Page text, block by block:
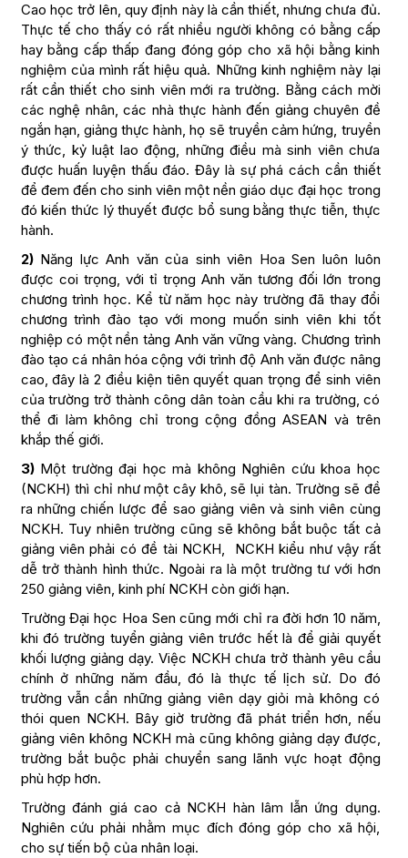
Cao học trở lên, quy định này là cần thiết, nhưng chưa đủ.
Thực tế cho thấy có rất nhiều người không có bằng cấp
hay bằng cấp thấp đang đóng góp cho xã hội bằng kinh
nghiệm của mình rất hiệu quả. Những kinh nghiệm này lại
rất cần thiết cho sinh viên mới ra trường. Bằng cách mời
các nghệ nhân, các nhà thực hành đến giảng chuyên đề
ngắn hạn, giảng thực hành, họ sẽ truyền cảm hứng, truyền
ý thức, kỷ luật lao động, những điều mà sinh viên chưa
được huấn luyện thấu đáo. Đây là sự phá cách cần thiết
để đem đến cho sinh viên một nền giáo dục đại học trong
đó kiến thức lý thuyết được bổ sung bằng thực tiễn, thực
hành.
2)Năng lực Anh văn của sinh viên Hoa Sen luôn luôn
được coi trọng, với tỉ trọng Anh văn tương đối lớn trong
chương trình học. Kể từ năm học này trường đã thay đổi
chương trình đào tạo với mong muốn sinh viên khi tốt
nghiệp có một nền tảng Anh văn vững vàng. Chương trình
đào tạo cá nhân hóa cộng với trình độ Anh văn được nâng
cao, đây là 2 điều kiện tiên quyết quan trọng để sinh viên
của trường trở thành công dân toàn cầu khi ra trường, có
thể đi làm không chỉ trong cộng đồng ASEAN và trên
khắp thế giới.
3)Một trường đại học mà không Nghiên cứu khoa học
(NCKH) thì chỉ như một cây khô, sẽ lụi tàn. Trường sẽ đề
ra những chiến lược để sao giảng viên và sinh viên cùng
NCKH. Tuy nhiên trường cũng sẽ không bắt buộc tất cả
giảng viên phải có đề tài NCKH, NCKH kiểu như vậy rất
dễ trở thành hình thức. Ngoài ra là một trường tư với hơn
250 giảng viên, kinh phí NCKH còn giới hạn.
Trường Đại học Hoa Sen cũng mới chỉ ra đời hơn 10 năm,
khi đó trường tuyển giảng viên trước hết là để giải quyết
khối lượng giảng dạy. Việc NCKH chưa trở thành yêu cầu
chính ở những năm đầu, đó là thực tế lịch sử. Do đó
trường vẫn cần những giảng viên dạy giỏi mà không có
thói quen NCKH. Bây giờ trường đã phát triển hơn, nếu
giảng viên không NCKH mà cũng không giảng dạy được,
trường bắt buộc phải chuyển sang lãnh vực hoạt động
phù hợp hơn.
Trường đánh giá cao cả NCKH hàn lâm lẫn ứng dụng.
Nghiên cứu phải nhằm mục đích đóng góp cho xã hội,
cho sự tiến bộ của nhân loại.